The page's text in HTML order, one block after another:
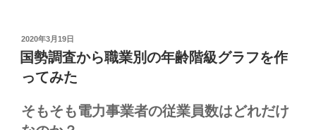
(Begining
Spatial
with
Server
2008)”
カ
合
の
税
投
稿
日:
2020年3月19日
国勢調査から職業別の年齢階級グラフを作
ってみた
そもそも電力事業者の従業員数はどれだけ